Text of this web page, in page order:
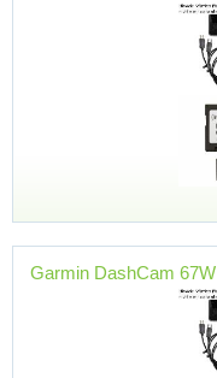
Garmin DashCam 67W